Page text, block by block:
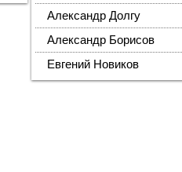
Александр Долгу
Александр Борисов
Евгений Новиков